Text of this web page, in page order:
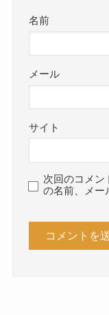
名前
メール
サイト
次回のコメン
の名前、メー